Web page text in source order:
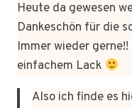
Heute da gewesen
Dankeschön für die
Immer wieder
einfachem Lack
Also ich finde es